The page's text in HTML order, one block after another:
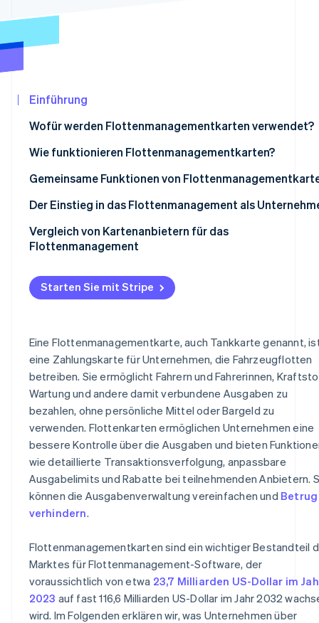
Identity
Online-Identitätsprüfung
Erfahren Sie, wie Stripe Lösungen für
Einführung
Wofür werden Flottenmanagementkarten verwendet?
Wie funktionieren Flottenmanagementkarten?
Gemeinsame Funktionen von
Der Einstieg in das Flottenmanagement als
Vergleich von Kartenanbietern für das
Flottenmanagement
Kosten- und Gebührenstruktur
Berichte und Analysen
Kundenbetreuung
Sicherheitsfunktionen
Flexibilität
Starten Sie mit Stripe
Eine Flottenmanagementkarte, auch Tankkarte genannt,
eine Zahlungskarte für Unternehmen, die Fahrzeugflotten
betreiben. Sie ermöglicht Fahrern und Fahrerinnen,
Wartung und andere damit verbundene Ausgaben zu
bezahlen, ohne persönliche Mittel oder Bargeld zu
verwenden. Flottenkarten ermöglichen Unternehmen eine
bessere Kontrolle über die Ausgaben und bieten
wie detaillierte Transaktionsverfolgung, anpassbare
Ausgabelimits und Rabatte bei teilnehmenden Anbietern.
können die Ausgabenverwaltung vereinfachen und Betrug
verhindern.
Flottenmanagementkarten sind ein wichtiger Bestandteil
Marktes für Flottenmanagement-Software, der
voraussichtlich von etwa 23,7 Milliarden US-Dollar im
2023 auf fast 116,6 Milliarden US-Dollar im Jahr 2032
wird. Im Folgenden erklären wir, was Unternehmen über